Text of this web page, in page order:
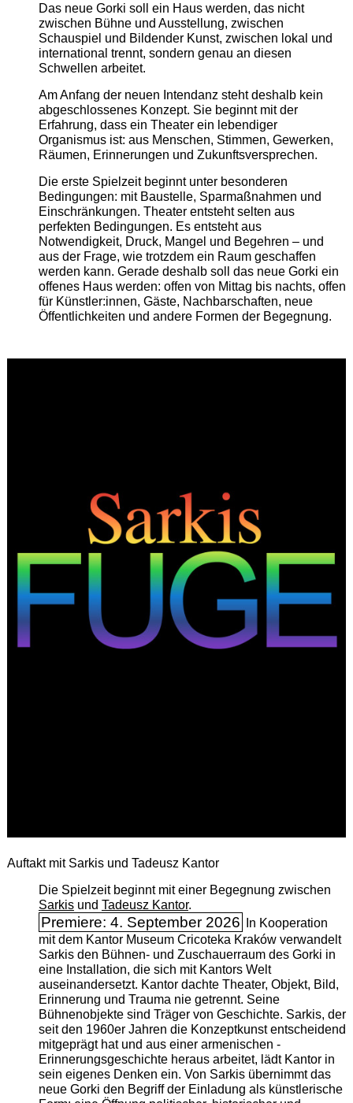
Das neue Gorki soll ein Haus werden, das nicht
zwischen Bühne und Ausstellung, zwischen
Schauspiel und Bildender Kunst, zwischen lokal und
international trennt, sondern genau an diesen
Schwellen arbeitet.
Am Anfang der neuen Intendanz steht deshalb kein
abgeschlossenes Konzept. Sie beginnt mit der
Erfahrung, dass ein Theater ein lebendiger
Organismus ist: aus Menschen, Stimmen, Gewerken,
Räumen, Erinnerungen und Zukunftsversprechen.
Die erste Spielzeit beginnt unter besonderen
Bedingungen: mit Baustelle, Sparmaßnahmen und
Einschränkungen. Theater entsteht selten aus
perfekten Bedingungen. Es entsteht aus
Notwendigkeit, Druck, Mangel und Begehren – und
aus der Frage, wie trotzdem ein Raum geschaffen
werden kann. Gerade deshalb soll das neue Gorki ein
offenes Haus werden: offen von Mittag bis nachts, offen
für Künstler:innen, Gäste, Nachbarschaften, neue
Öffentlichkeiten und andere Formen der Begegnung.
Auftakt mit Sarkis und Tadeusz Kantor
Die Spielzeit beginnt mit einer Begegnung zwischen
Sarkisund Tadeusz Kantor.
Premiere: 4. September 2026
In Kooperation
mit dem Kantor Museum Cricoteka Kraków verwandelt
Sarkis den Bühnen- und Zuschauerraum des Gorki in
eine Installation, die sich mit Kantors Welt
auseinandersetzt. Kantor dachte Theater, Objekt, Bild,
Erinnerung und Trauma nie getrennt. Seine
Bühnenobjekte sind Träger von Geschichte. Sarkis, der
seit den 1960er Jahren die Konzeptkunst entscheidend
mitgeprägt hat und aus einer armenischen ­
Erinnerungsgeschichte heraus arbeitet, lädt Kantor in
sein eigenes Denken ein. Von Sarkis übernimmt das
neue Gorki den Begriff der Einladung als künstlerische